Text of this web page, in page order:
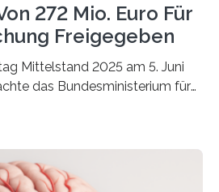
272 Mio. Euro Für
Freigegeben
Mittelstand 2025 am 5. Juni
das Bundesministerium für
in
freigegeben – unter
der